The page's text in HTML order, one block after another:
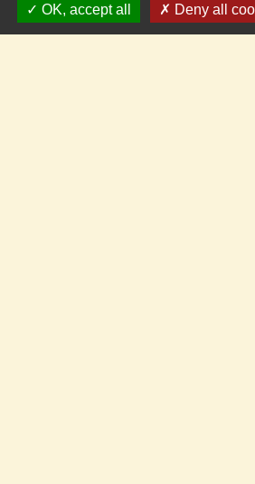
open_in_new
Ministère chargé des finances
OK, accept all
Deny all